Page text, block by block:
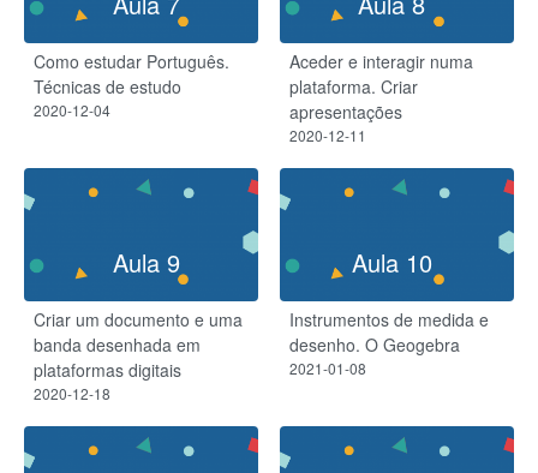
Como estudar Português.
Técnicas de estudo
2020-12-04
Aceder e interagir numa
plataforma. Criar
apresentações
2020-12-11
Aula 9
Criar um documento e uma
banda desenhada em
plataformas digitais
2020-12-18
Aula 10
Instrumentos de medida e
desenho. O Geogebra
2021-01-08